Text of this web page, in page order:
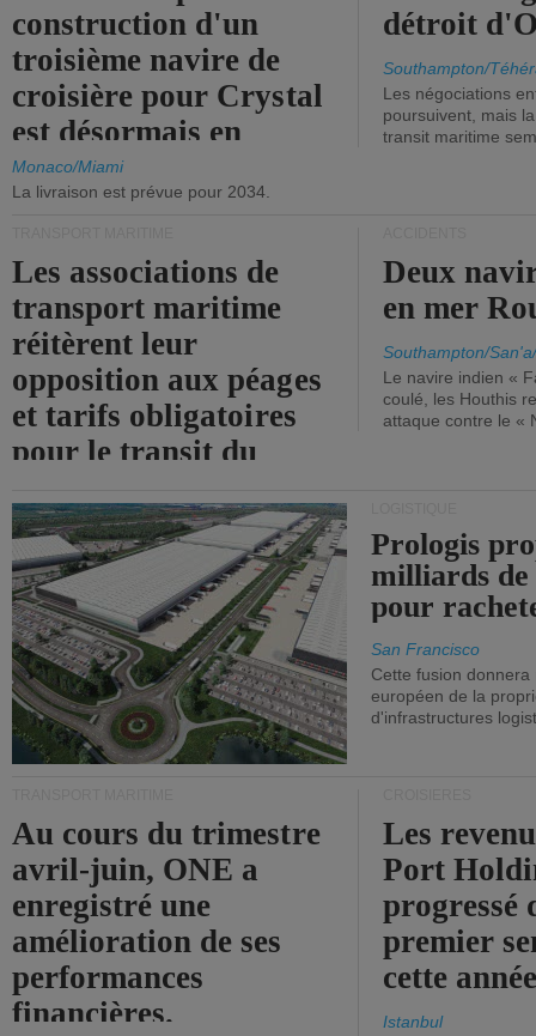
construction d'un
troisième navire de
croisière pour Crystal
est désormais en
vigueur.
Monaco/Miami
La livraison est prévue pour 2034.
détroit
Southampton/
Les négociations
poursuivent, mais
transit maritime
Les associations de
transport maritime
réitèrent leur
opposition aux péages
et tarifs obligatoires
pour le transit du
Deux
en mer
Southampton/
Le navire indien «
coulé, les Houthis
attaque contre le «
Prologis
milliards
pour
San Francisco
Cette fusion
européen de la
d'infrastructures
Au cours du trimestre
avril-juin, ONE a
enregistré une
amélioration de ses
performances
financières.
Les
Port
progressé
premier
cette
Istanbul